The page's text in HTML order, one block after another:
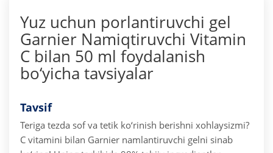
Yuz uchun porlantiruvchi gel
Garnier Namiqtiruvchi Vitamin
C bilan 50 ml foydalanish
bo‘yicha tavsiyalar
Tavsif
Teriga tezda sof va tetik ko‘rinish berishni xohlaysizmi?
C vitamini bilan Garnier namlantiruvchi gelni sinab